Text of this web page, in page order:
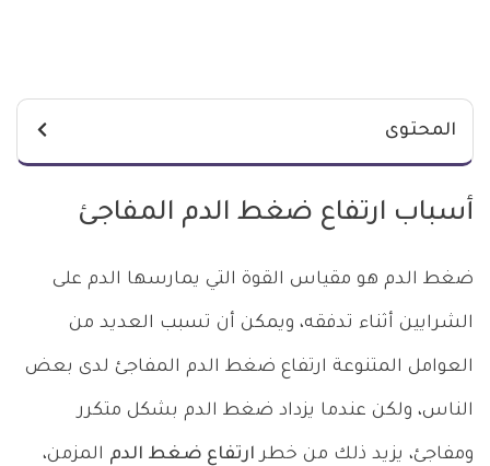
المحتوى
أسباب ارتفاع ضغط الدم المفاجئ
ضغط الدم هو مقياس القوة التي يمارسها الدم على
الشرايين أثناء تدفقه، ويمكن أن تسبب العديد من
العوامل المتنوعة ارتفاع ضغط الدم المفاجئ لدى بعض
الناس، ولكن عندما يزداد ضغط الدم بشكل متكرر
ومفاجئ، يزيد ذلك من خطر ارتفاع ضغط الدم المزمن،